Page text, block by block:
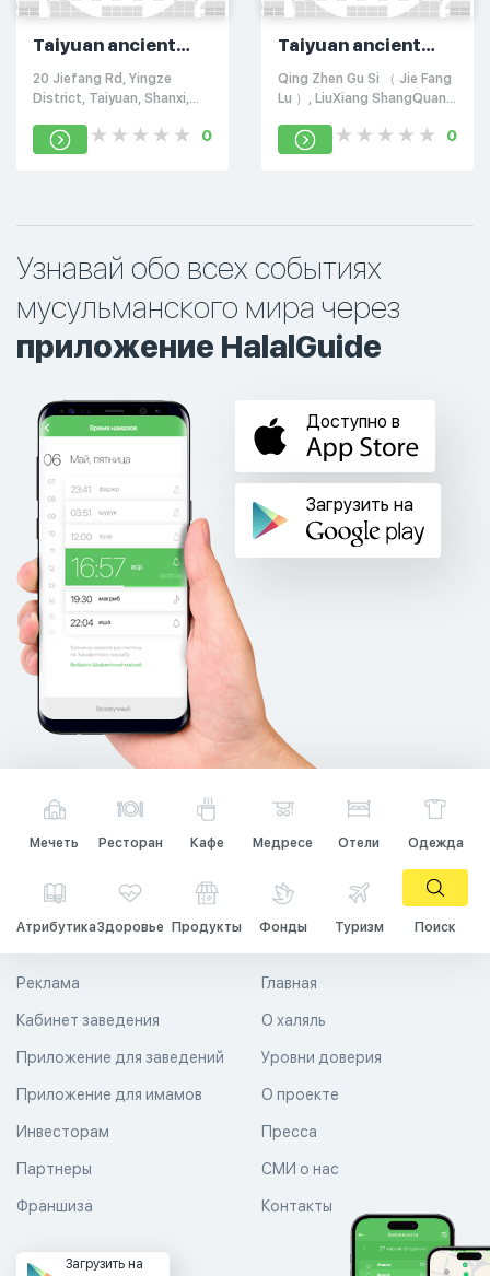
Taiyuan ancient
mosque
20 Jiefang Rd, Yingze
District, Taiyuan, Shanxi,
0
Taiyuan ancient
mosque
Qing Zhen Gu Si （ Jie Fang
Lu ）, LiuXiang ShangQuan,
Shanxi Sheng, Китай,
030002
0
Узнавай обо всех событиях
мусульманского мира через
приложение HalalGuide
Доступно в
Загрузить на
Мечеть Ресторан Кафе Медресе Отели Одежда
АтрибутикаЗдоровье Продукты Фонды Туризм Поиск
Главная
О халяль
Уровни доверия
Реклама
Кабинет заведения
Приложение для заведений
Приложение для имамов О проекте
Пресса
СМИ о нас
Контакты
Инвесторам
Партнеры
Франшиза
Загрузить на